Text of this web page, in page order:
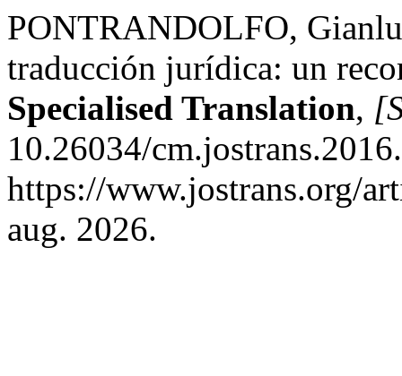
PONTRANDOLFO,
traducción jurídica: un
Specialised Translation,
10.26034/
https://www.jostrans.org/
aug. 2026.